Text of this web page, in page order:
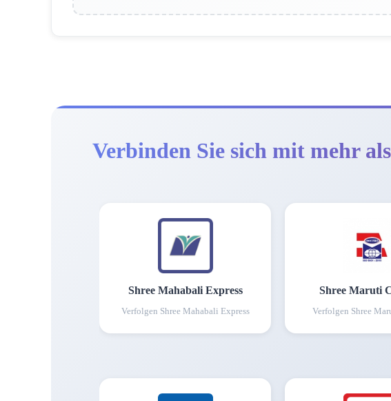
Verbinden Sie sich mit mehr
Shree Mahabali Express
Verfolgen Shree Mahabali Express
Shree Maruti
Verfolgen Shree